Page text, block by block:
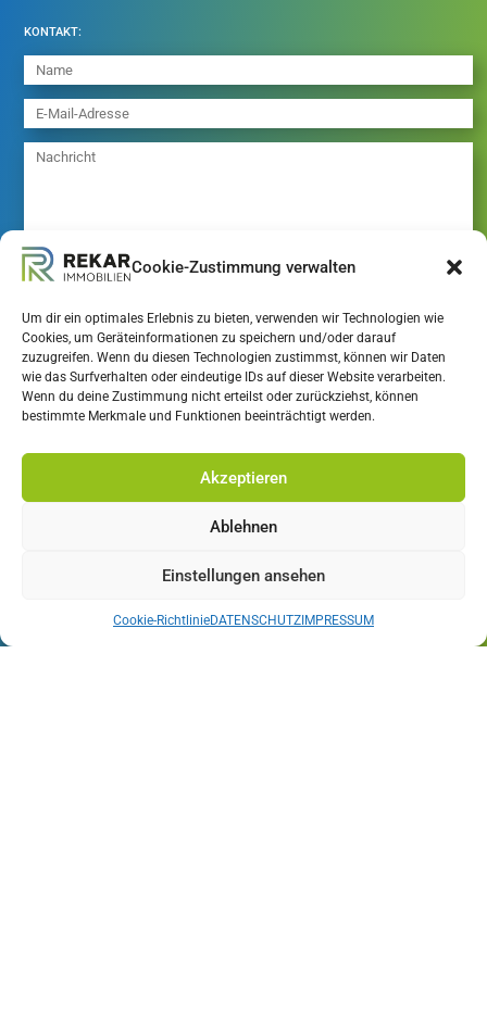
Cookie-Zustimmung verwalten
Um dir ein optimales Erlebnis zu bieten, verwenden wir Technologien wie
Cookies, um Geräteinformationen zu speichern und/oder darauf
zuzugreifen. Wenn du diesen Technologien zustimmst, können wir Daten
wie das Surfverhalten oder eindeutige IDs auf dieser Website verarbeiten.
Wenn du deine Zustimmung nicht erteilst oder zurückziehst, können
bestimmte Merkmale und Funktionen beeinträchtigt werden.
Akzeptieren
Ablehnen
Einstellungen ansehen
Cookie-RichtlinieDATENSCHUTZ IMPRESSUM
KONTAKT:
6 + 11=
WICHTIGE INFORMATIONEN:
AGB